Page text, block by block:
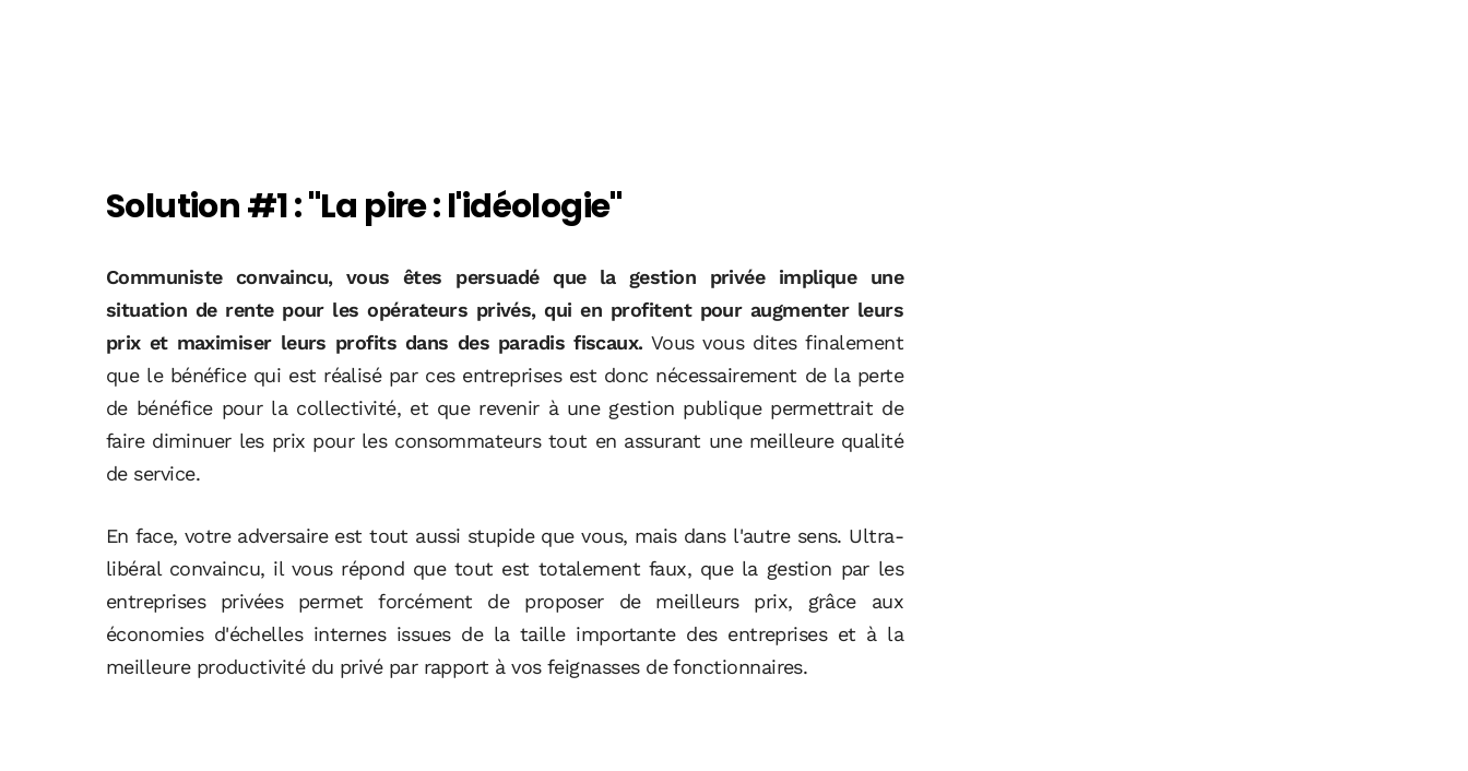
Solution #1 : "La pire : l'idéologie"
Communiste convaincu, vous êtes persuadé que la gestion privée implique une
situation de rente pour les opérateurs privés, qui en profitent pour augmenter leurs
prix et maximiser leurs profits dans des paradis fiscaux. Vous vous dites finalement
que le bénéfice qui est réalisé par ces entreprises est donc nécessairement de la perte
de bénéfice pour la collectivité, et que revenir à une gestion publique permettrait de
faire diminuer les prix pour les consommateurs tout en assurant une meilleure qualité
de service.
En face, votre adversaire est tout aussi stupide que vous, mais dans l'autre sens. Ultra-
libéral convaincu, il vous répond que tout est totalement faux, que la gestion par les
entreprises privées permet forcément de proposer de meilleurs prix, grâce aux
économies d'échelles internes issues de la taille importante des entreprises et à la
meilleure productivité du privé par rapport à vos feignasses de fonctionnaires.